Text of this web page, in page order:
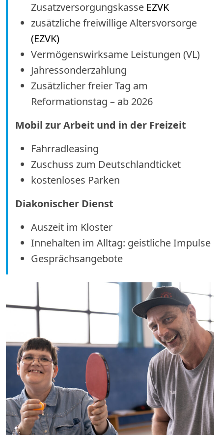
Zusatzversorgungskasse EZVK
zusätzliche freiwillige Altersvorsorge
(EZVK)
Vermögenswirksame Leistungen (VL)
Jahressonderzahlung
Zusätzlicher freier Tag am
Reformationstag – ab 2026
Mobil zur Arbeit und in der Freizeit
Fahrradleasing
Zuschuss zum Deutschlandticket
kostenloses Parken
Diakonischer Dienst
Auszeit im Kloster
Innehalten im Alltag: geistliche Impulse
Gesprächsangebote